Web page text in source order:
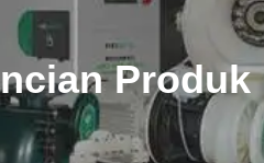
Produk